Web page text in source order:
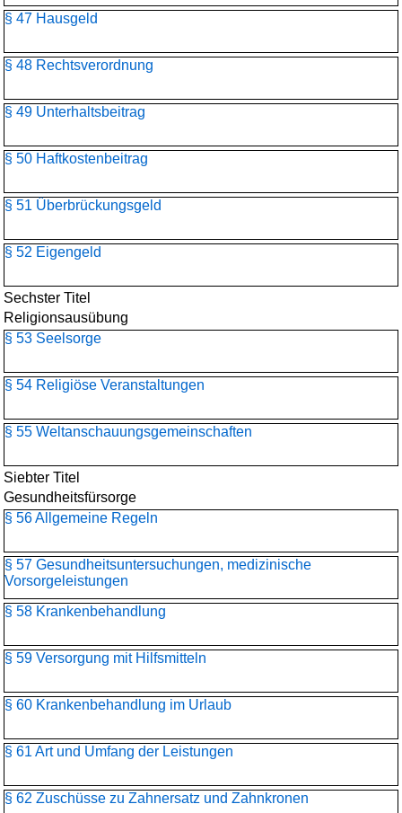
§ 47 Hausgeld
§ 48 Rechtsverordnung
§ 49 Unterhaltsbeitrag
§ 50 Haftkostenbeitrag
§ 51 Überbrückungsgeld
§ 52 Eigengeld
Sechster Titel
Religionsausübung
§ 53 Seelsorge
§ 54 Religiöse Veranstaltungen
§ 55 Weltanschauungs­gemeinschaften
Siebter Titel
Gesundheitsfürsorge
§ 56 Allgemeine Regeln
§ 57 Gesundheitsuntersuchungen, medizinische
Vorsorgeleistungen
§ 58 Krankenbehandlung
§ 59 Versorgung mit Hilfsmitteln
§ 60 Krankenbehandlung im Urlaub
§ 61 Art und Umfang der Leistungen
§ 62 Zuschüsse zu Zahnersatz und Zahnkronen